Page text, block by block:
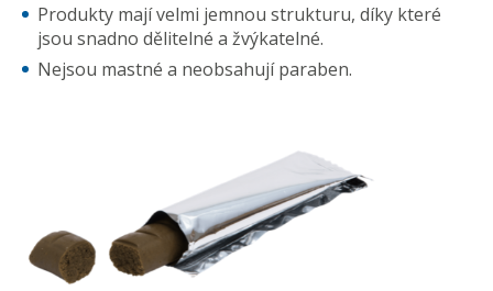
Produkty mají velmi jemnou strukturu, díky které
jsou snadno dělitelné a žvýkatelné.
Nejsou mastné a neobsahují paraben.